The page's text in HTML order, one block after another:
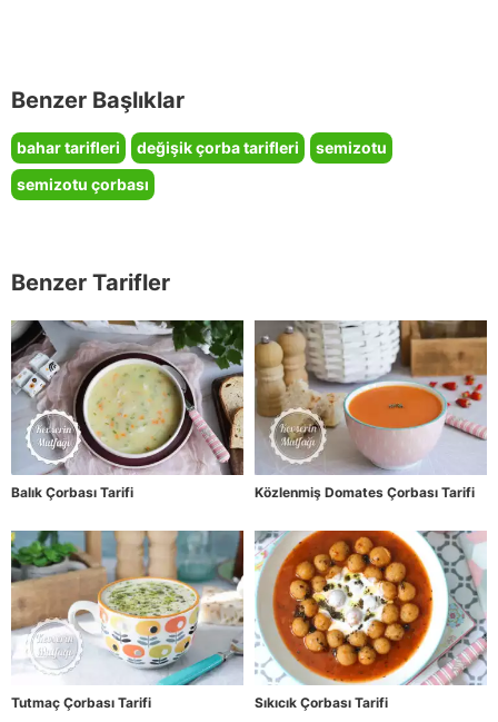
Benzer Başlıklar
bahar tarifleri değişik çorba tarifleri
semizotu
semizotu çorbası
Benzer Tarifler
Balık Çorbası Tarifi Közlenmiş Domates Çorbası Tarifi
Tutmaç Çorbası Tarifi Sıkıcık Çorbası Tarifi